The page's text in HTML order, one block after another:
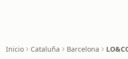
Inicio Cataluña Barcelona